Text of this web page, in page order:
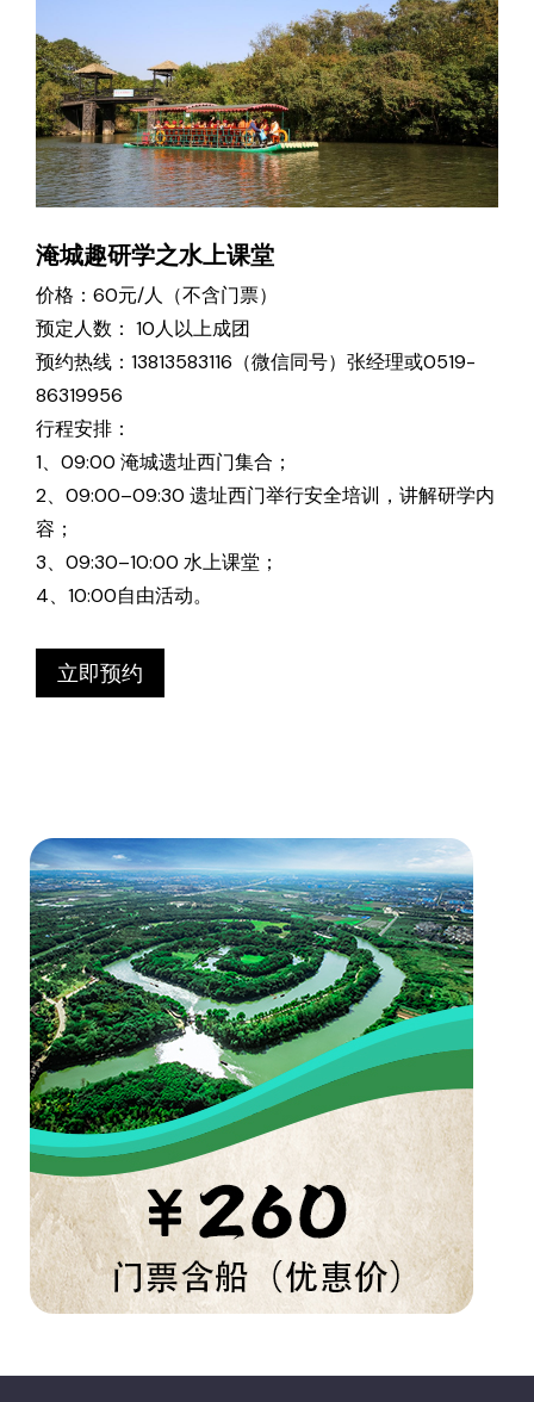
淹城趣研学之水上课堂
价格：60元/人（不含门票）
预定人数： 10人以上成团
预约热线：13813583116（微信同号）张经理或0519-
86319956
行程安排：
1、09:00 淹城遗址西门集合；
2、09:00–09:30 遗址西门举行安全培训，讲解研学内
容；
3、09:30–10:00 水上课堂；
4、10:00自由活动。
立即预约